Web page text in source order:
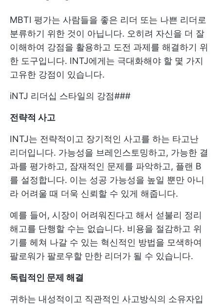
MBTI 평가는 사람들을 좋은 리더 또는 나쁜 리더로
분류하기 위한 것이 아닙니다. 오히려 자신을 더 잘
이해하여 강점을 활용하고 도전 과제를 해결하기 위
한 도구입니다. INTJ에게는 극대화해야 할 몇 가지
고유한 강점이 있습니다.
iNTJ 리더십 스타일의 강점###
전략적 사고
INTJ는 전략적이고 장기적인 사고를 하는 타고난
리더입니다. 가능성을 브레인스토밍하고, 가능한 결
과를 평가하고, 잠재적인 문제를 파악하고, 플랜 B
를 설정합니다. 이는 성공 가능성을 높일 뿐만 아니
라 어려울 때 더욱 신뢰할 수 있게 해줍니다.
예를 들어, 시장이 어려워진다고 해서 섣불리 정리
해고를 단행할 수는 없습니다. 비용을 절감하고 위
기를 헤쳐 나갈 수 있는 혁신적인 방법을 모색하여
팔로워가 팔로우할 만한 리더가 될 수 있습니다.
독립적인 문제 해결
귀하는 내성적이고 직관적인 사고방식의 소유자입